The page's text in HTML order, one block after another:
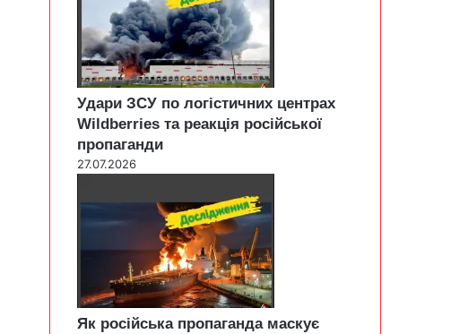
Удари ЗСУ по логістичних центрах
Wildberries та реакція російської
пропаганди
27.07.2026
Як російська пропаганда маскує